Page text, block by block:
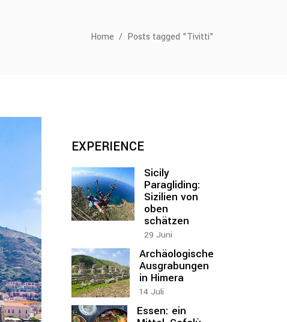
Home / Posts tagged "Tivitti"
EXPERIENCE
Sicily
Paragliding:
Sizilien von
oben
schätzen
29 Juni
Archäologische
Ausgrabungen
in Himera
14 Juli
Essen: ein